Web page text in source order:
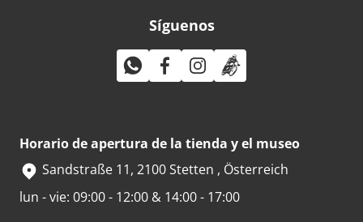
Síguenos
Horario de apertura de la tienda y el museo
Sandstraße 11, 2100 Stetten , Österreich
lun - vie: 09:00 - 12:00 & 14:00 - 17:00